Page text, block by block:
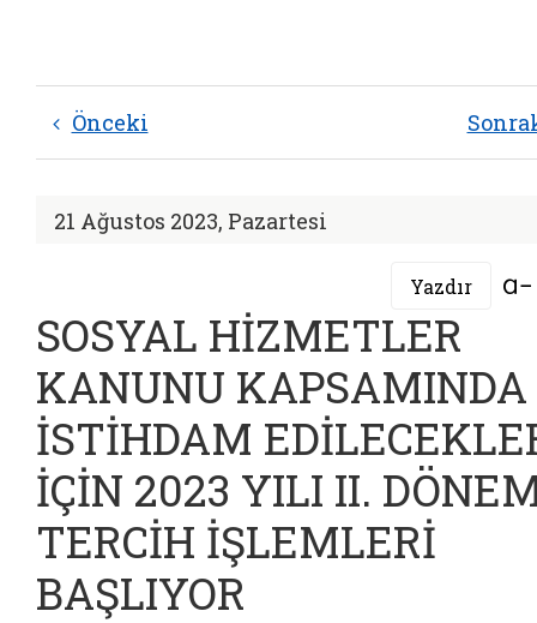
Önceki
21 Ağustos 2023, Pazartesi
Yazdır
SOSYAL HİZMETLER
KANUNU KAPSAMINDA
İSTİHDAM
İÇİN 2023 YILI II.
TERCİH İŞLEMLERİ
BAŞLIYOR